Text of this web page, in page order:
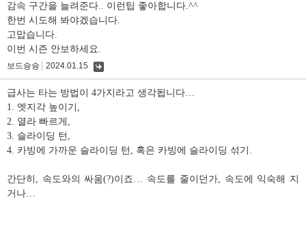
감속 구간을 늘려준다.. 이런팁 좋아합니다.^^
한번 시도해 봐야겠습니다.
고맙습니다.
이번 시즌 안보하세요.
보드슝슝 2024.01.15
급사는 타는 방법이 4가지라고 생각됩니다…
1. 엣지각 높이기,
2. 열라 빠르게,
3. 슬라이딩 턴,
4. 카빙에 가까운 슬라이딩 턴, 혹은 카빙에 슬라이딩 섞기.
간단히, 속도와의 싸움(?)이죠… 속도를 줄이던가, 속도에 익숙해 지
거나…